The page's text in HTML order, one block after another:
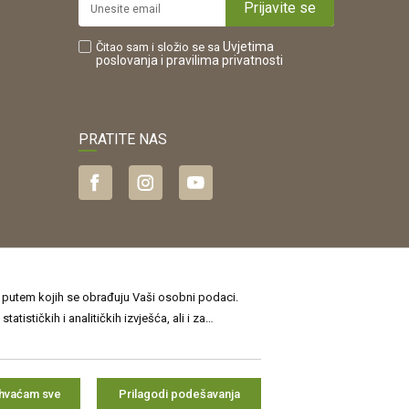
Prijavite se
Čitao sam i složio se sa Uvjetima
poslovanja i pravilima privatnosti
PRATITE NAS
točnost svih informacija. Svi
kojih se obrađuju Vaši osobni podaci.
više i ažurirajte svoje postavke˝. Privolu
sve Prilagodi podešavanja